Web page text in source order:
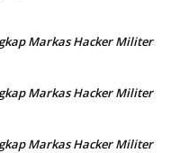
Markas Hacker Militer
Markas Hacker Militer
Markas Hacker Militer